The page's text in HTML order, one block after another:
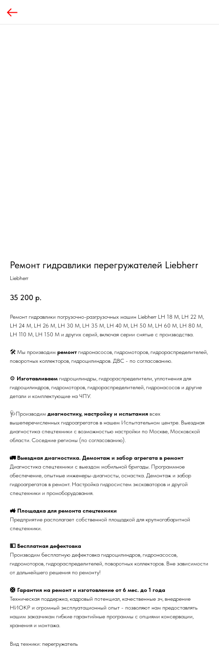
Ремонт гидравлики перегружателей Liebherr
Liebherr
35 200 р.
Ремонт гидравлики погрузочно-разгрузочных машин Liebherr LH 18 M, LH 22 M,
LH 24 M, LH 26 M, LH 30 M, LH 35 M, LH 40 M, LH 50 M, LH 60 M, LH 80 M,
LH 110 M, LH 150 M и других серий, включая серии снятые с производства.
🛠 Мы производим ремонт гидронасосов, гидромоторов, гидрораспределителей,
поворотных коллекторов, гидроцилиндров. ДВС - по согласованию.
⚙ Изготавливаем гидроцилиндры, гидрораспределители, уплотнения для
гидроцилиндров, гидромоторов, гидрораспределителей, гидронасосов и другие
детали и комплектующие на ЧПУ.
🩺Производим диагностику, настройку и испытания всех
вышеперечисленных гидроагрегатов в нашем Испытательном центре. Выездная
диагностика спецтехники с возможностью настройки по Москве, Московской
области. Соседние регионы (по согласованию).
🚛 Выездная диагностика. Демонтаж и забор агрегата в ремонт
Диагностика спецтехники с выездом мобильной бригады. Программное
обеспечение, опытные инженеры-диагносты, оснастка. Демонтаж и забор
гидроагрегатов в ремонт. Настройка гидросистем экскаваторов и другой
спецтехники и промоборудования.
🚜 Площадка для ремонта спецтехники
Предприятие располагает собственной площадкой для крупногабаритной
спецтехники.
💵 Бесплатная дефектовка
Производим бесплатную дефектовка гидроцилиндров, гидронасосов,
гидромоторов, гидрораспределителей, поворотных коллекторов. Вне зависимости
от дальнейшего решения по ремонту!
🛟 Гарантия на ремонт и изготовление от 6 мес. до 1 года
Техническая поддержка, кадровый потенциал, качественные зч, внедрение
НИОКР и огромный эксплуатационный опыт - позволяют нам предоставлять
нашим заказчикам гибкие гарантийные программы с опциями консервации,
хранения и монтажа.
Вид техники: перегружатель